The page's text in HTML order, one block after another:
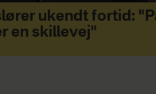
ukendt fortid:
en skillevej"